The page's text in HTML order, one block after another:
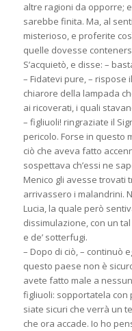
altre ragioni da opporre;
sarebbe finita. Ma, al
misterioso, e proferite
quelle dovesse
S’acquietò, e disse: –
– Fidatevi pure, – rispose
chiarore della lampada
ai ricoverati, i quali
– figliuoli! ringraziate il
pericolo. Forse in questo
ciò che aveva fatto
sospettava ch’essi ne
Menico gli avesse trovati
arrivassero i malandrini.
Lucia, la quale però
dissimulazione, con un
e de’ sotterfugi.
– Dopo di ciò, – continuò
questo paese non è
avete fatto male a
figliuoli: sopportatela con
siate sicuri che verrà un
che ora accade. Io ho